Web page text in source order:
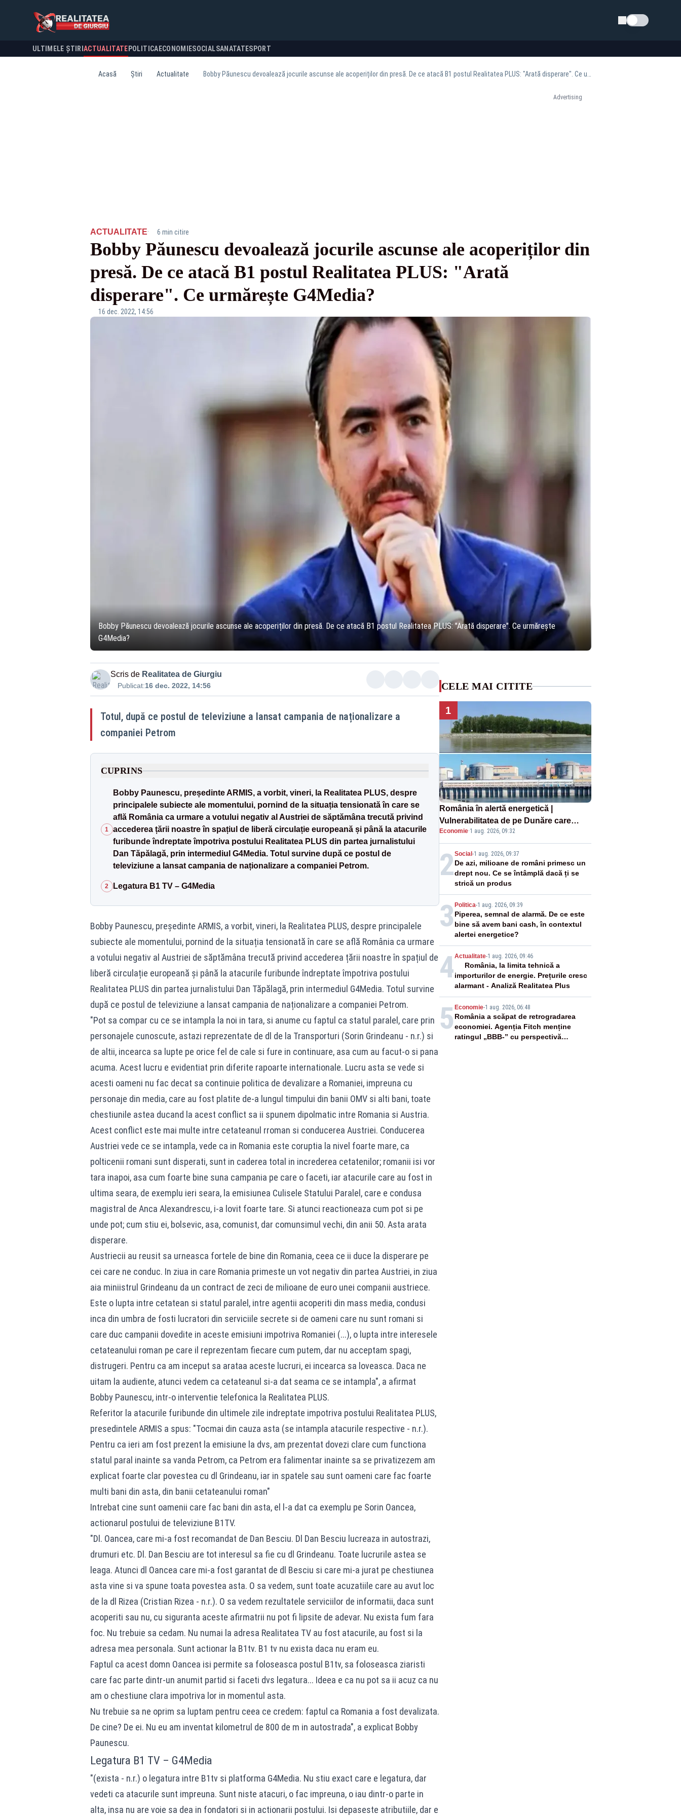
Schimba tema
ULTIMELE ȘTIRI ACTUALITATE POLITICA ECONOMIESOCIALSANATATESPORT
Acasă Știri Actualitate
Advertising
ACTUALITATE· 6 min citire
Bobby Păunescu devoalează jocurile ascunse ale acoperiților din
presă. De ce atacă B1 postul Realitatea PLUS: "Arată
disperare". Ce urmărește G4Media?
16 dec. 2022, 14:56
Bobby Păunescu devoalează jocurile ascunse ale acoperiților din presă. De ce atacă B1 postul Realitatea PLUS: "Arată disperare". Ce urmărește
G4Media?
Scris de Realitatea de Giurgiu
Publicat:16 dec. 2022, 14:56
Totul, după ce postul de televiziune a lansat campania de naționalizare a
companiei Petrom
CUPRINS
1
Bobby Paunescu, președinte ARMIS, a vorbit, vineri, la Realitatea PLUS, despre
principalele subiecte ale momentului, pornind de la situația tensionată în care se
află România ca urmare a votului negativ al Austriei de săptămâna trecută privind
accederea țării noastre în spațiul de liberă circulație europeană și până la atacurile
furibunde îndreptate împotriva postului Realitatea PLUS din partea jurnalistului
Dan Tăpălagă, prin intermediul G4Media. Totul survine după ce postul de
televiziune a lansat campania de naționalizare a companiei Petrom.
2 Legatura B1 TV – G4Media
Bobby Paunescu, președinte ARMIS, a vorbit, vineri, la Realitatea PLUS, despre principalele
subiecte ale momentului, pornind de la situația tensionată în care se află România ca urmare
a votului negativ al Austriei de săptămâna trecută privind accederea țării noastre în spațiul de
liberă circulație europeană și până la atacurile furibunde îndreptate împotriva postului
Realitatea PLUS din partea jurnalistului Dan Tăpălagă, prin intermediul G4Media. Totul survine
după ce postul de televiziune a lansat campania de naționalizare a companiei Petrom.
"Pot sa compar cu ce se intampla la noi in tara, si anume cu faptul ca statul paralel, care prin
personajele cunoscute, astazi reprezentate de dl de la Transporturi (Sorin Grindeanu - n.r.) si
de altii, incearca sa lupte pe orice fel de cale si fure in continuare, asa cum au facut-o si pana
acuma. Acest lucru e evidentiat prin diferite rapoarte internationale. Lucru asta se vede si
acesti oameni nu fac decat sa continuie politica de devalizare a Romaniei, impreuna cu
personaje din media, care au fost platite de-a lungul timpului din banii OMV si alti bani, toate
chestiunile astea ducand la acest conflict sa ii spunem dipolmatic intre Romania si Austria.
Acest conflict este mai multe intre cetateanul rroman si conducerea Austriei. Conducerea
Austriei vede ce se intampla, vede ca in Romania este coruptia la nivel foarte mare, ca
polticenii romani sunt disperati, sunt in caderea total in increderea cetatenilor; romanii isi vor
tara inapoi, asa cum foarte bine suna campania pe care o faceti, iar atacurile care au fost in
ultima seara, de exemplu ieri seara, la emisiunea Culisele Statului Paralel, care e condusa
magistral de Anca Alexandrescu, i-a lovit foarte tare. Si atunci reactioneaza cum pot si pe
unde pot; cum stiu ei, bolsevic, asa, comunist, dar comunsimul vechi, din anii 50. Asta arata
disperare.
Austriecii au reusit sa urneasca fortele de bine din Romania, ceea ce ii duce la disperare pe
cei care ne conduc. In ziua in care Romania primeste un vot negativ din partea Austriei, in ziua
aia miniistrul Grindeanu da un contract de zeci de milioane de euro unei companii austriece.
Este o lupta intre cetatean si statul paralel, intre agentii acoperiti din mass media, condusi
inca din umbra de fosti lucratori din serviciile secrete si de oameni care nu sunt romani si
care duc campanii dovedite in aceste emisiuni impotriva Romaniei (...), o lupta intre interesele
cetateanului roman pe care il reprezentam fiecare cum putem, dar nu acceptam spagi,
distrugeri. Pentru ca am inceput sa arataa aceste lucruri, ei incearca sa loveasca. Daca ne
uitam la audiente, atunci vedem ca cetateanul si-a dat seama ce se intampla", a afirmat
Bobby Paunescu, intr-o interventie telefonica la Realitatea PLUS.
Referitor la atacurile furibunde din ultimele zile indreptate impotriva postului Realitatea PLUS,
presedintele ARMIS a spus: "Tocmai din cauza asta (se intampla atacurile respective - n.r.).
Pentru ca ieri am fost prezent la emisiune la dvs, am prezentat dovezi clare cum functiona
statul paral inainte sa vanda Petrom, ca Petrom era falimentar inainte sa se privatizezem am
explicat foarte clar povestea cu dl Grindeanu, iar in spatele sau sunt oameni care fac foarte
multi bani din asta, din banii cetateanului roman"
Intrebat cine sunt oamenii care fac bani din asta, el l-a dat ca exemplu pe Sorin Oancea,
actionarul postului de televiziune B1TV.
"Dl. Oancea, care mi-a fost recomandat de Dan Besciu. Dl Dan Besciu lucreaza in autostrazi,
drumuri etc. Dl. Dan Besciu are tot interesul sa fie cu dl Grindeanu. Toate lucrurile astea se
leaga. Atunci dl Oancea care mi-a fost garantat de dl Besciu si care mi-a jurat pe chestiunea
asta vine si va spune toata povestea asta. O sa vedem, sunt toate acuzatiile care au avut loc
de la dl Rizea (Cristian Rizea - n.r.). O sa vedem rezultatele serviciilor de informatii, daca sunt
acoperiti sau nu, cu siguranta aceste afirmatrii nu pot fi lipsite de adevar. Nu exista fum fara
foc. Nu trebuie sa cedam. Nu numai la adresa Realitatea TV au fost atacurile, au fost si la
adresa mea personala. Sunt actionar la B1tv. B1 tv nu exista daca nu eram eu.
Faptul ca acest domn Oancea isi permite sa foloseasca postul B1tv, sa foloseasca ziaristi
care fac parte dintr-un anumit partid si faceti dvs legatura... Ideea e ca nu pot sa ii acuz ca nu
am o chestiune clara impotriva lor in momentul asta.
Nu trebuie sa ne oprim sa luptam pentru ceea ce credem: faptul ca Romania a fost devalizata.
De cine? De ei. Nu eu am inventat kilometrul de 800 de m in autostrada", a explicat Bobby
Paunescu.
Legatura B1 TV – G4Media
"(exista - n.r.) o legatura intre B1tv si platforma G4Media. Nu stiu exact care e legatura, dar
vedeti ca atacurile sunt impreuna. Sunt niste atacuri, o fac impreuna, o iau dintr-o parte in
alta, insa nu are voie sa dea in fondatori si in actionarii postului. Isi depaseste atributiile, dar e
CELE MAI CITITE
1
România în alertă energetică |
Vulnerabilitatea de pe Dunăre care
pune în pericol Centrala Cernavodă era
cunoscută de pe vremea lui Ceaușescu
Economie·1 aug. 2026, 09:32
2Social -1 aug. 2026, 09:37
De azi, milioane de români primesc un
drept nou. Ce se întâmplă dacă ți se
strică un produs
3 Politica-1 aug. 2026, 09:39
Piperea, semnal de alarmă. De ce este
bine să avem bani cash, în contextul
alertei energetice?
4Actualitate-1 aug. 2026, 09:46
România, la limita tehnică a
importurilor de energie. Prețurile cresc
alarmant - Analiză Realitatea Plus
5 Economie-1 aug. 2026, 06:48
România a scăpat de retrogradarea
economiei. Agenția Fitch menține
ratingul „BBB-” cu perspectivă